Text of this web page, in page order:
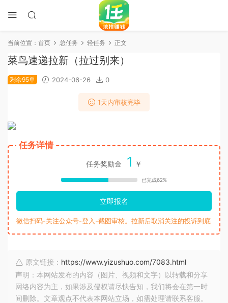
当前位置： 首页 总任务 轻任务 正文
菜鸟速递拉新（拉过别来）
剩余95单 2024-06-26 0
1天内审核完毕
任务详情
任务奖励金 1 ￥
已完成62%
立即报名
微信扫码-关注公众号-登入-截图审核。拉新后取消关注的投诉到底
原文链接： https://www.yizushuo.com/7083.html
声明：本网站发布的内容（图片、视频和文字）以转载和分享
网络内容为主，如果涉及侵权请尽快告知，我们将会在第一时
间删除。文章观点不代表本网站立场，如需处理请联系客服。